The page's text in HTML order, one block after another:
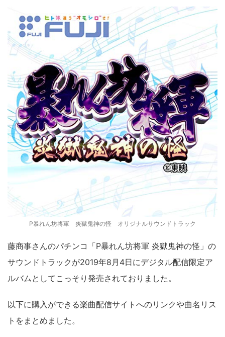
P暴れん坊将軍 炎獄鬼神の怪 オリジナルサウンドトラック
藤商事さんのパチンコ「P暴れん坊将軍 炎獄鬼神の怪」の
サウンドトラックが2019年8月4日にデジタル配信限定ア
ルバムとしてこっそり発売されておりました。
以下に購入ができる楽曲配信サイトへのリンクや曲名リス
トをまとめました。